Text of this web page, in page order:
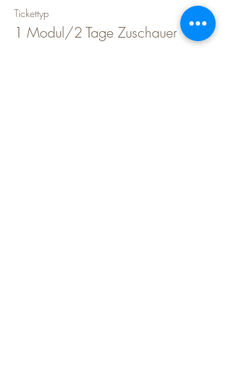
Tickettyp
1 Modul/2 Tage Zuschauer